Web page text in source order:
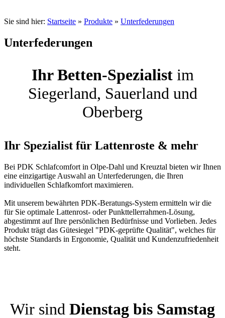
Sie sind hier: Startseite » Produkte » Unterfederungen
Unterfederungen
Ihr Betten-Spezialist im
Siegerland, Sauerland und
Oberberg
Ihr Spezialist für Lattenroste & mehr
Bei PDK Schlafcomfort in Olpe-Dahl und Kreuztal bieten wir Ihnen
eine einzigartige Auswahl an Unterfederungen, die Ihren
individuellen Schlafkomfort maximieren.
Mit unserem bewährten PDK-Beratungs-System ermitteln wir die
für Sie optimale Lattenrost- oder Punkttellerrahmen-Lösung,
abgestimmt auf Ihre persönlichen Bedürfnisse und Vorlieben. Jedes
Produkt trägt das Gütesiegel "PDK-geprüfte Qualität", welches für
höchste Standards in Ergonomie, Qualität und Kundenzufriedenheit
steht.
Wir sind Dienstag bis Samstag